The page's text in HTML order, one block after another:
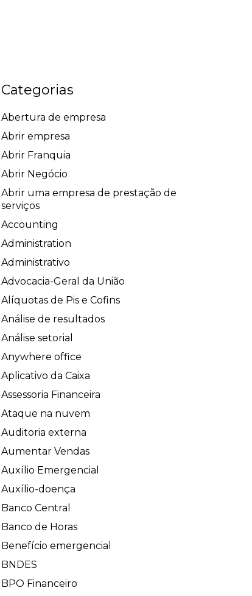
Categorias
Abertura de empresa
Abrir empresa
Abrir Franquia
Abrir Negócio
Abrir uma empresa de prestação de
serviços
Accounting
Administration
Administrativo
Advocacia-Geral da União
Alíquotas de Pis e Cofins
Análise de resultados
Análise setorial
Anywhere office
Aplicativo da Caixa
Assessoria Financeira
Ataque na nuvem
Auditoria externa
Aumentar Vendas
Auxílio Emergencial
Auxílio-doença
Banco Central
Banco de Horas
Benefício emergencial
BNDES
BPO Financeiro